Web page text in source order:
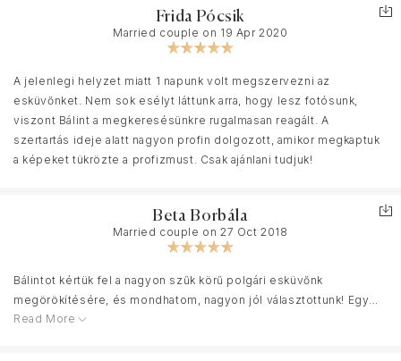
és segítőkész volt, ami szintén egy fontos szempont. Nem
utolsósorban pedig a csomagunk részét képező kis doboz és a
kinyomtatott képek tették fel a második pontot az i-re. Nagyon
köszönjük még egyszer a képeket, mindig örömmel és hálával
fogunk ezekre a pillanatokra visszagondolni, hála Bálintnak is!
Frida Pócsik
Married couple on 19 Apr 2020
A jelenlegi helyzet miatt 1 napunk volt megszervezni az
esküvőnket. Nem sok esélyt láttunk arra, hogy lesz fotósunk,
viszont Bálint a megkeresésünkre rugalmasan reagált. A
szertartás ideje alatt nagyon profin dolgozott, amikor megkaptuk
a képeket tükrözte a profizmust. Csak ajánlani tudjuk!
Beta Borbála
Married couple on 27 Oct 2018
Bálintot kértük fel a nagyon szűk körű polgári esküvőnk
megörökítésére, és mondhatom, nagyon jól választottunk! Egy
rövid fotózást szerettünk volna csak és néhány szép képet erről
Read More